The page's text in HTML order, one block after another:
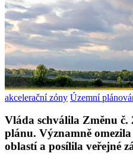
akcelerační zóny Územní
Vláda schválila Změnu č.
plánu. Významně
oblastí a posílila veřejné